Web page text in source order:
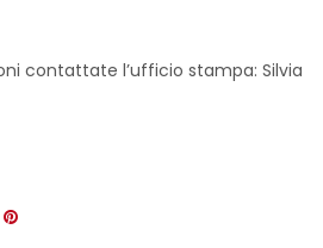
contattate l’ufficio stampa: Silvia